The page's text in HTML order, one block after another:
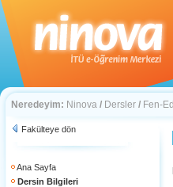
Neredeyim: Ninova / Dersler / Fen-
Fakülteye dön
Ana Sayfa
Dersin Bilgileri